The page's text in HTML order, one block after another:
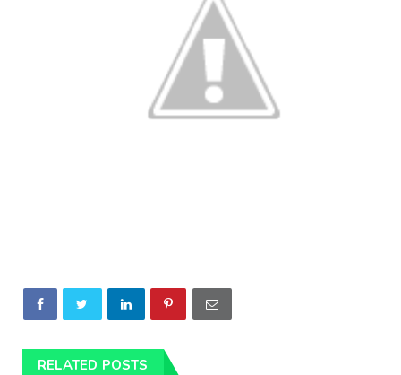
RELATED POSTS